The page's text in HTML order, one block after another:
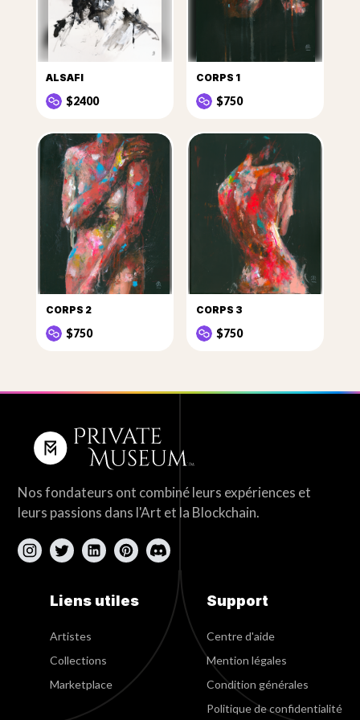
ALSAFI
$2400
CORPS 1
$750
CORPS 2
$750
CORPS 3
$750
Nos fondateurs ont combiné leurs expériences et
leurs passions dans l'Art et la Blockchain.
Liens utiles
Artistes
Collections
Marketplace
Support
Centre d'aide
Mention légales
Condition générales
Politique de confidentialité